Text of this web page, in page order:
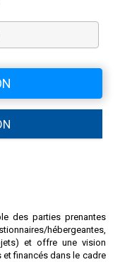
des parties prenantes
hébergeantes,
et offre une vision
financés dans le cadre